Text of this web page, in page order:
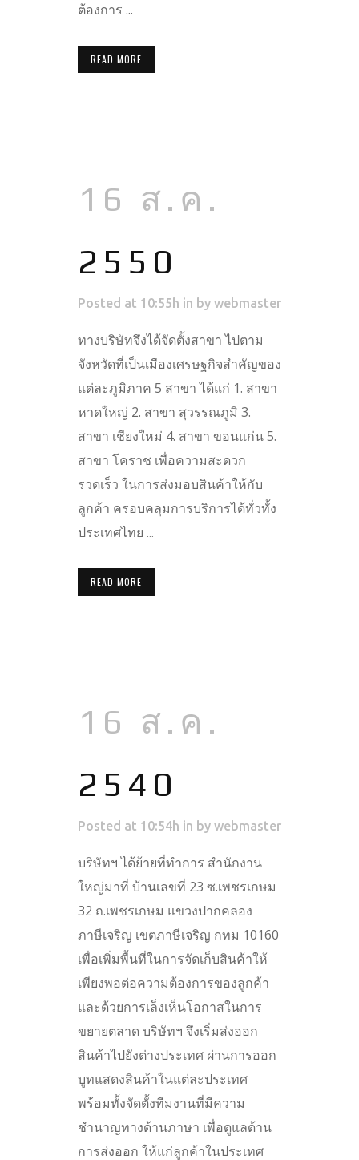
ต้องการ ...
READ MORE
16 ส.ค.
2550
Posted at 10:55h in by webmaster
ทางบริษัทจึงได้จัดตั้งสาขา ไปตาม
จังหวัดที่เป็นเมืองเศรษฐกิจสำคัญของ
แต่ละภูมิภาค 5 สาขา ได้แก่ 1. สาขา
หาดใหญ่ 2. สาขา สุวรรณภูมิ 3.
สาขา เชียงใหม่ 4. สาขา ขอนแก่น 5.
สาขา โคราช เพื่อความสะดวก
รวดเร็ว ในการส่งมอบสินค้าให้กับ
ลูกค้า ครอบคลุมการบริการได้ทั่วทั้ง
ประเทศไทย ...
READ MORE
16 ส.ค.
2540
Posted at 10:54h in by webmaster
บริษัทฯ ได้ย้ายที่ทำการ สำนักงาน
ใหญ่มาที่ บ้านเลขที่ 23 ซ.เพชรเกษม
32 ถ.เพชรเกษม แขวงปากคลอง
ภาษีเจริญ เขตภาษีเจริญ กทม 10160
เพื่อเพิ่มพื้นที่ในการจัดเก็บสินค้าให้
เพียงพอต่อความต้องการของลูกค้า
และด้วยการเล็งเห็นโอกาสในการ
ขยายตลาด บริษัทฯ จึงเริ่มส่งออก
สินค้าไปยังต่างประเทศ ผ่านการออก
บูทแสดงสินค้าในแต่ละประเทศ
พร้อมทั้งจัดตั้งทีมงานที่มีความ
ชำนาญทางด้านภาษา เพื่อดูแลด้าน
การส่งออก ให้แก่ลูกค้าในประเทศ